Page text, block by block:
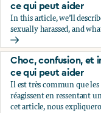
ce qui peut aider
In this article, we’ll
sexually harassed, and
Sentiment de deuil
Choc, confusion, et
ce qui peut aider
Il est très commun que
réagissent en ressentant
cet article, nous